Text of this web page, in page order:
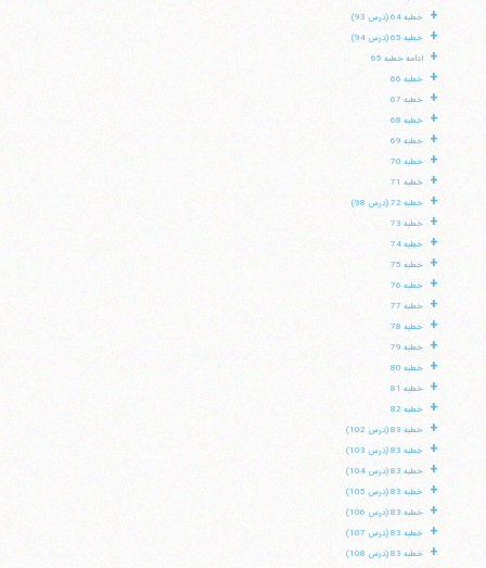
+ خطبه 64 (درس 93)
+ خطبه 65 (درس 94)
+ ادامه خطبه 65
+ خطبه 66
+ خطبه 67
+ خطبه 68
+ خطبه 69
+ خطبه 70
+ خطبه 71
+ خطبه 72 (درس 98)
+ خطبه 73
+ خطبه 74
+ خطبه 75
+ خطبه 76
+ خطبه 77
+ خطبه 78
+ خطبه 79
+ خطبه 80
+ خطبه 81
+ خطبه 82
+ خطبه 83 (درس 102)
+ خطبه 83 (درس 103)
+ خطبه 83 (درس 104)
+ خطبه 83 (درس 105)
+ خطبه 83 (درس 106)
+ خطبه 83 (درس 107)
+ خطبه 83 (درس 108)